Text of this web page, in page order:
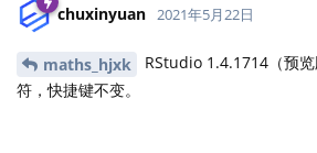
chuxinyuan 2021年5月22日
maths_hjxk
RStudio 1.4.1714（预
符，快捷键不变。